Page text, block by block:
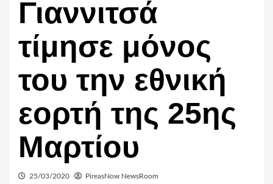
Γιαννιτσά
τίμησε μόνος
του την εθνική
εορτή της 25ης
Μαρτίου
25/03/2020 PireasNow NewsRoom